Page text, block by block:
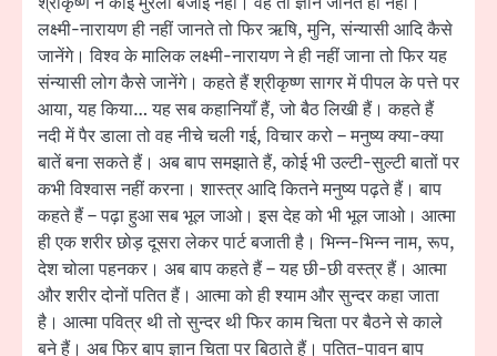
लक्ष्मी-नारायण ही नहीं जानते तो फिर ऋषि, मुनि, संन्यासी आदि कैसे
जानेंगे। विश्व के मालिक लक्ष्मी-नारायण ने ही नहीं जाना तो फिर यह
संन्यासी लोग कैसे जानेंगे। कहते हैं श्रीकृष्ण सागर में पीपल के पत्ते पर
आया, यह किया… यह सब कहानियाँ हैं, जो बैठ लिखी हैं। कहते हैं
नदी में पैर डाला तो वह नीचे चली गई, विचार करो – मनुष्य क्या-क्या
बातें बना सकते हैं। अब बाप समझाते हैं, कोई भी उल्टी-सुल्टी बातों पर
कभी विश्वास नहीं करना। शास्त्र आदि कितने मनुष्य पढ़ते हैं। बाप
कहते हैं – पढ़ा हुआ सब भूल जाओ। इस देह को भी भूल जाओ। आत्मा
ही एक शरीर छोड़ दूसरा लेकर पार्ट बजाती है। भिन्न-भिन्न नाम, रूप,
देश चोला पहनकर। अब बाप कहते हैं – यह छी-छी वस्त्र हैं। आत्मा
और शरीर दोनों पतित हैं। आत्मा को ही श्याम और सुन्दर कहा जाता
है। आत्मा पवित्र थी तो सुन्दर थी फिर काम चिता पर बैठने से काले
बने हैं। अब फिर बाप ज्ञान चिता पर बिठाते हैं। पतित-पावन बाप